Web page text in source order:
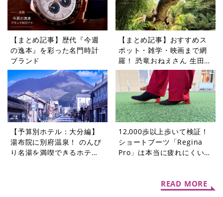
【まとめ記事】歴代『今週
の逸本』を彩った名門時計
ブランド
【まとめ記事】おすすめス
ポット・雑学・映画まで網
羅！ 恐竜おねえさん 生田晴
香の恐竜コラム9選
【予算別ホテル：大分編】
湯布院に別府温泉！ のんび
り名湯を満喫できるホテル5
12,000歩以上歩いて検証！
ショートブーツ「Regina
Pro」は本当に疲れにくいの
READ MORE